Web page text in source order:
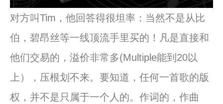
对方叫Tim，他回答得很坦率：当然不是从 比
伯 ， 碧昂丝等一线顶流手里买的！凡是直接和
他们交易的，溢价非常多(Multiple能到 20以
上），压根划不来。要知道， 任何一首歌的版
权，并不是只属于一个人的。作词的，作曲